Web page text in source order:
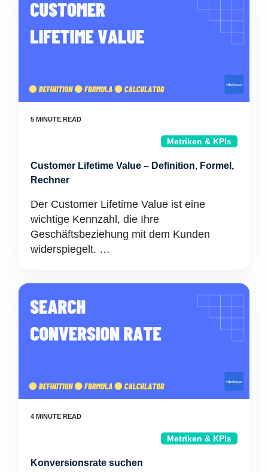
Metriken & KPIs
Customer Lifetime Value – Definition, Formel,
Rechner
Der Customer Lifetime Value ist eine
wichtige Kennzahl, die Ihre
Geschäftsbeziehung mit dem Kunden
widerspiegelt. …
Metriken & KPIs
Konversionsrate suchen